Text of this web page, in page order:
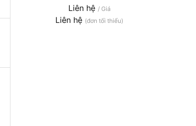
Liên hệ / Giá
Liên hệ (đơn tối thiểu)